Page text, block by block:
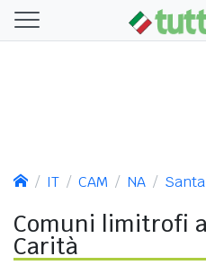
IT CAM NA
Comuni limitrofi
Carità